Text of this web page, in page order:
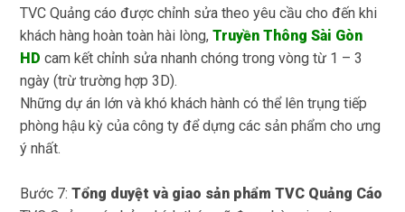
TVC Quảng cáo được chỉnh sửa theo yêu cầu cho đến khi
khách hàng hoàn toàn hài lòng,Truyền Thông Sài Gòn
HD cam kết chỉnh sửa nhanh chóng trong vòng từ 1 – 3
ngày (trừ trường hợp 3D).
Những dự án lớn và khó khách hành có thể lên trụng tiếp
phòng hậu kỳ của công ty để dựng các sản phẩm cho ưng
ý nhất.
Bước 7:Tổng duyệt và giao sản phẩm TVC Quảng Cáo